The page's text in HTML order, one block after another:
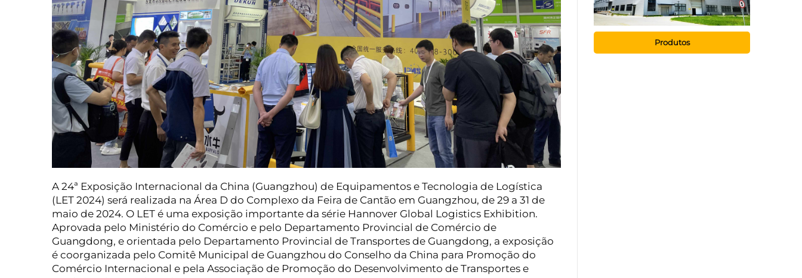
A 24ª Exposição Internacional da China (Guangzhou) de Equipamentos e Tecnologia de Logística
(LET 2024) será realizada na Área D do Complexo da Feira de Cantão em Guangzhou, de 29 a 31 de
maio de 2024. O LET é uma exposição importante da série Hannover Global Logistics Exhibition.
Aprovada pelo Ministério do Comércio e pelo Departamento Provincial de Comércio de
Guangdong, e orientada pelo Departamento Provincial de Transportes de Guangdong, a exposição
é coorganizada pelo Comitê Municipal de Guangzhou do Conselho da China para Promoção do
Comércio Internacional e pela Associação de Promoção do Desenvolvimento de Transportes e
Produtos